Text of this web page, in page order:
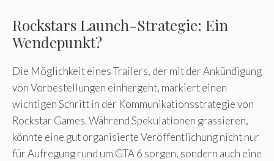
Rockstars Launch-Strategie: Ein
Wendepunkt?
Die Möglichkeit eines Trailers, der mit der Ankündigung
von Vorbestellungen einhergeht, markiert einen
wichtigen Schritt in der Kommunikationsstrategie von
Rockstar Games. Während Spekulationen grassieren,
könnte eine gut organisierte Veröffentlichung nicht nur
für Aufregung rund um GTA 6 sorgen, sondern auch eine